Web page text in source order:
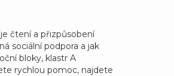
čtení a přizpůsobení
sociální podpora a jak
bloky, klastr A
rychlou pomoc, najdete